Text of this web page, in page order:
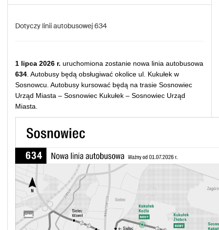
Dotyczy linii autobusowej 634
1 lipca 2026 r. uruchomiona zostanie nowa linia autobusowa
634 . Autobusy będą obsługiwać okolice ul. Kukułek w
Sosnowcu. Autobusy kursować będą na trasie Sosnowiec
Urząd Miasta – Sosnowiec Kukułek – Sosnowiec Urząd
Miasta.